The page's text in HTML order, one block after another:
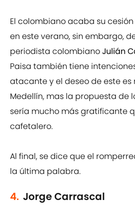
El colombiano acaba su
en este verano, sin embargo,
periodista colombianoJulián
Paisa también tiene
atacante y el deseo de este es
Medellín, mas la propuesta de
sería mucho más gratificante
cafetalero.
Al final, se dice que el
la última palabra.
4. Jorge Carrascal